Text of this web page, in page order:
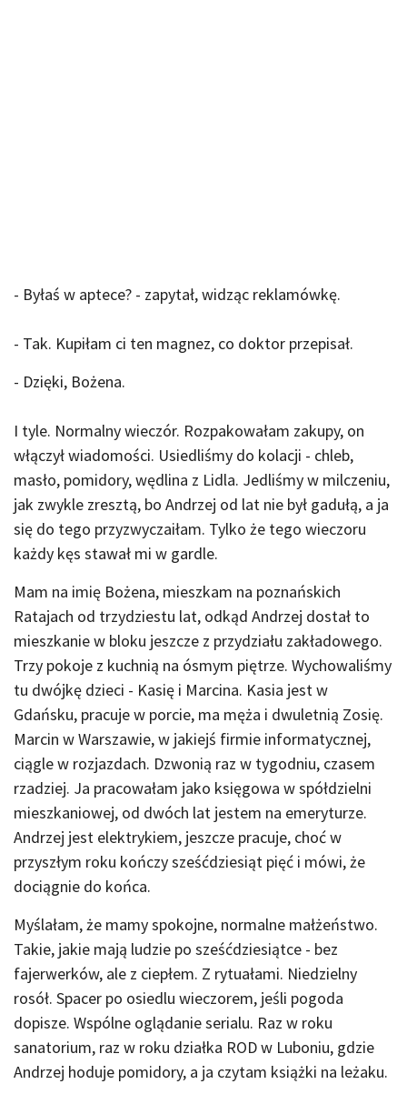
- Byłaś w aptece? - zapytał, widząc reklamówkę.
- Tak. Kupiłam ci ten magnez, co doktor przepisał.
- Dzięki, Bożena.
I tyle. Normalny wieczór. Rozpakowałam zakupy, on
włączył wiadomości. Usiedliśmy do kolacji - chleb,
masło, pomidory, wędlina z Lidla. Jedliśmy w milczeniu,
jak zwykle zresztą, bo Andrzej od lat nie był gadułą, a ja
się do tego przyzwyczaiłam. Tylko że tego wieczoru
każdy kęs stawał mi w gardle.
Mam na imię Bożena, mieszkam na poznańskich
Ratajach od trzydziestu lat, odkąd Andrzej dostał to
mieszkanie w bloku jeszcze z przydziału zakładowego.
Trzy pokoje z kuchnią na ósmym piętrze. Wychowaliśmy
tu dwójkę dzieci - Kasię i Marcina. Kasia jest w
Gdańsku, pracuje w porcie, ma męża i dwuletnią Zosię.
Marcin w Warszawie, w jakiejś firmie informatycznej,
ciągle w rozjazdach. Dzwonią raz w tygodniu, czasem
rzadziej. Ja pracowałam jako księgowa w spółdzielni
mieszkaniowej, od dwóch lat jestem na emeryturze.
Andrzej jest elektrykiem, jeszcze pracuje, choć w
przyszłym roku kończy sześćdziesiąt pięć i mówi, że
dociągnie do końca.
Myślałam, że mamy spokojne, normalne małżeństwo.
Takie, jakie mają ludzie po sześćdziesiątce - bez
fajerwerków, ale z ciepłem. Z rytuałami. Niedzielny
rosół. Spacer po osiedlu wieczorem, jeśli pogoda
dopisze. Wspólne oglądanie serialu. Raz w roku
sanatorium, raz w roku działka ROD w Luboniu, gdzie
Andrzej hoduje pomidory, a ja czytam książki na leżaku.